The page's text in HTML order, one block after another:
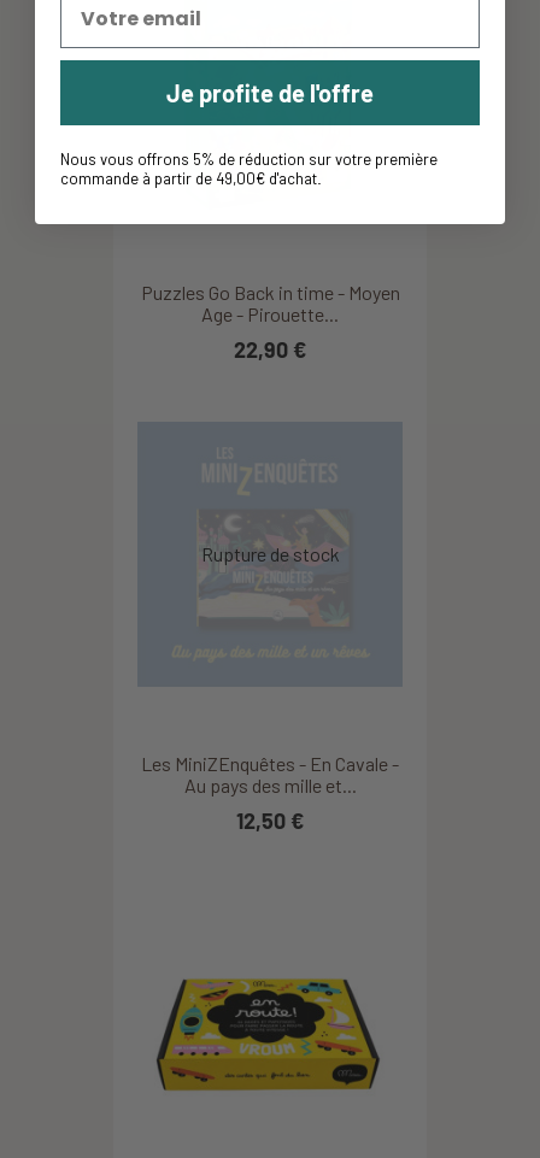
Puzzles Go Back in time - Moyen
Age - Pirouette...
22,90 €
Les MiniZEnquêtes - En Cavale -
Au pays des mille et...
12,50 €
Je profite de l'offre
Nous vous offrons 5% de réduction sur votre première
commande à partir de 49,00€ d'achat.